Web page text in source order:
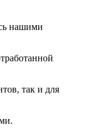
нашими
так и для